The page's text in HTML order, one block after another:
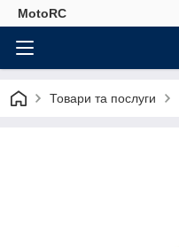
MotoRC
Товари та послуги